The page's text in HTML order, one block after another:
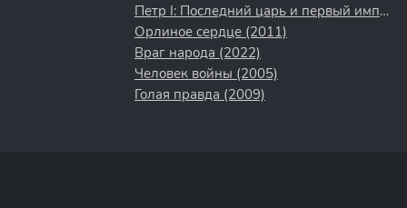
Петр I: Последний царь и первый император (2022)
Орлиное сердце (2011)
Враг народа (2022)
Человек войны (2005)
Голая правда (2009)